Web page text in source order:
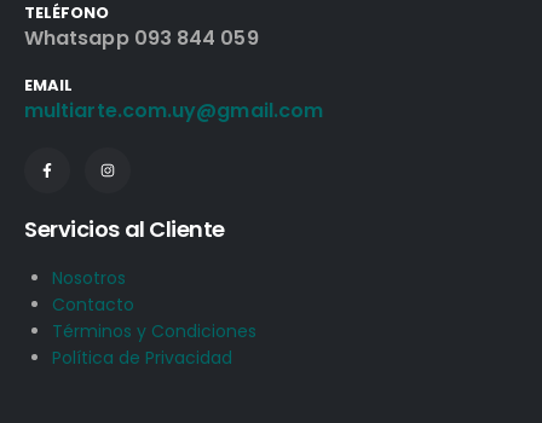
TELÉFONO
Whatsapp 093 844 059
EMAIL
multiarte.com.uy@gmail.com
Servicios al Cliente
Nosotros
Contacto
Términos y Condiciones
Política de Privacidad